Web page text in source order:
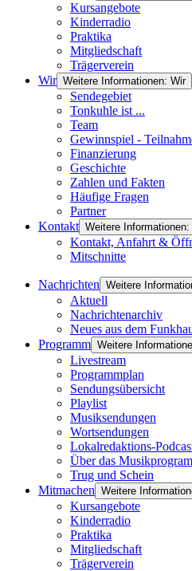
Kursangebote
Kinderradio
Praktika
Mitgliedschaft
Trägerverein
Wir Weitere Informationen: Wir
Sendegebiet
Tonkuhle ist ...
Team
Gewinnspiel -
Finanzierung
Geschichte
Zahlen und Fakten
Häufige Fragen
Partner
Kontakt Weitere
Kontakt, Anfahrt &
Mitschnitte
Nachrichten Weitere
Aktuell
Nachrichtenarchiv
Neues aus dem
Programm Weitere
Livestream
Programmplan
Sendungsübersicht
Playlist
Musiksendungen
Wortsendungen
Lokalredaktions-
Über das
Trug und Schein
Mitmachen Weitere
Kursangebote
Kinderradio
Praktika
Mitgliedschaft
Trägerverein